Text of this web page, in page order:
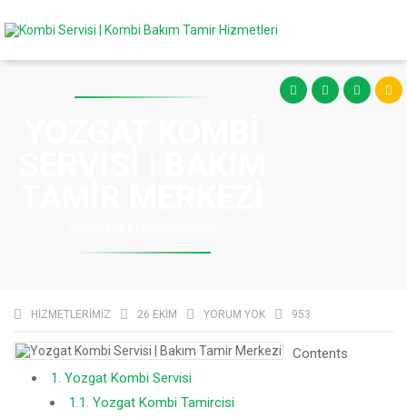
HIZMETLERIMIZ 26 EKIM YORUM YOK 953
Contents
1. Yozgat Kombi Servisi
1.1. Yozgat Kombi Tamircisi